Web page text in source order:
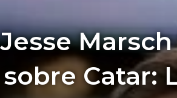
Jesse
sobre Catar: